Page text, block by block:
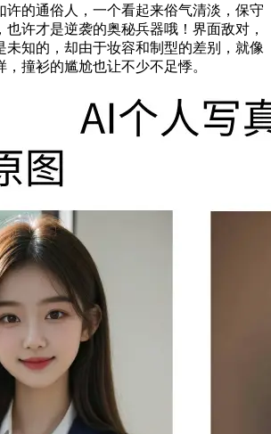
许的通俗人，一个看起来俗气清淡，保守
许才是逆袭的奥秘兵器哦！界面敌对，
未知的，却由于妆容和制型的差别，就像
撞衫的尴尬也让不少不足悸。